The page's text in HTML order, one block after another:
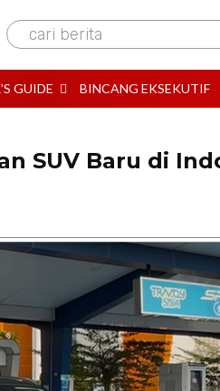
cari berita
GUIDE BINCANG EKSEKUTIF
SUV Baru di